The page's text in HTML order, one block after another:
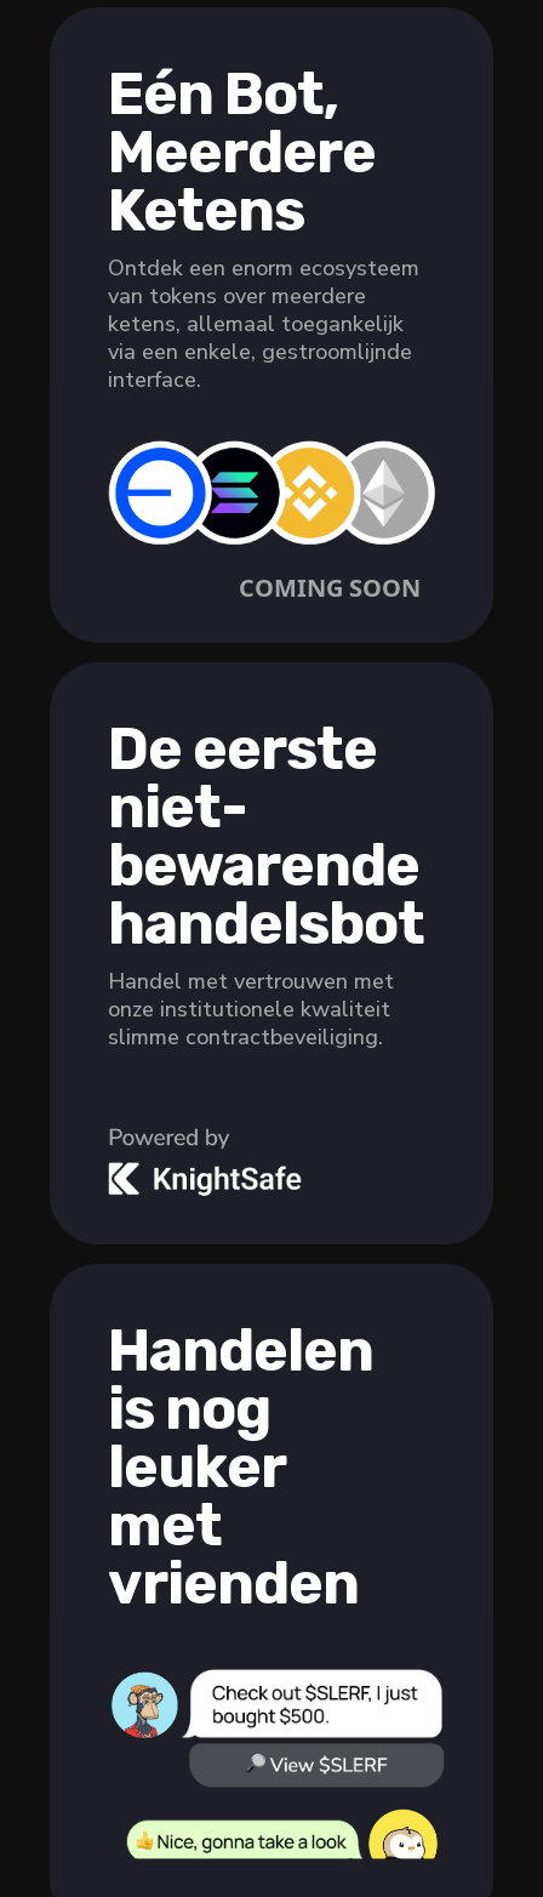
Eén Bot,
Meerdere
Ketens
Ontdek een enorm ecosysteem
van tokens over meerdere
ketens, allemaal toegankelijk
via een enkele, gestroomlijnde
interface.
COMING SOON
De eerste
niet-
bewarende
handelsbot
Handel met vertrouwen met
onze institutionele kwaliteit
slimme contractbeveiliging.
Handelen
is nog
leuker
met
vrienden